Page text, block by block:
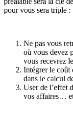
pour vous sera triple :
Ne pas vous
où vous devez
vous recevrez
Intégrer le coût
dans le calcul
User de l’effet
vos affaires…